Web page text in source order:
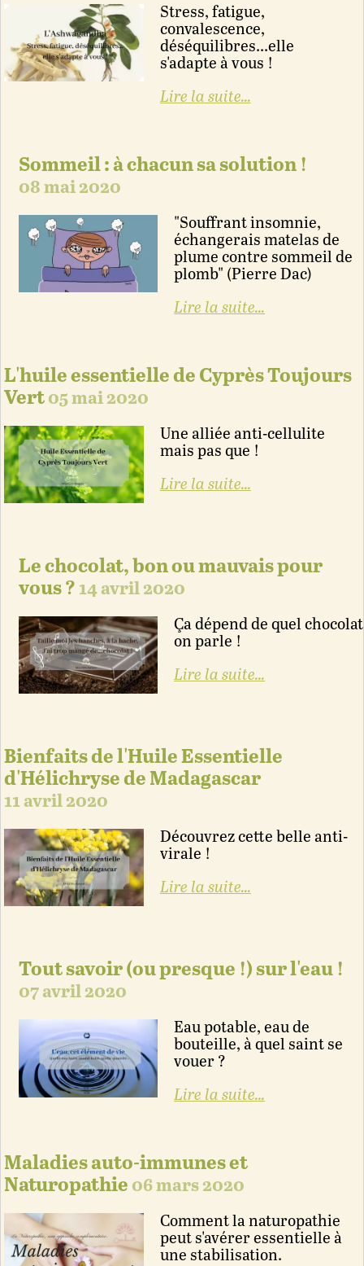
Stress, fatigue,
convalescence,
déséquilibres...elle
s'adapte à vous !
Lire la suite...
Sommeil : à chacun sa solution !
08 mai 2020
"Souffrant insomnie,
échangerais matelas de
plume contre sommeil de
plomb" (Pierre Dac)
Lire la suite...
L'huile essentielle de Cyprès Toujours
Vert 05 mai 2020
Une alliée anti-cellulite
mais pas que !
Lire la suite...
Le chocolat, bon ou mauvais pour
vous ? 14 avril 2020
Ça dépend de quel chocolat
on parle !
Lire la suite...
Bienfaits de l'Huile Essentielle
d'Hélichryse de Madagascar
11 avril 2020
Découvrez cette belle anti-
virale !
Lire la suite...
Tout savoir (ou presque !) sur l'eau !
07 avril 2020
Eau potable, eau de
bouteille, à quel saint se
vouer ?
Lire la suite...
Maladies auto-immunes et
Naturopathie 06 mars 2020
Comment la naturopathie
peut s'avérer essentielle à
une stabilisation.